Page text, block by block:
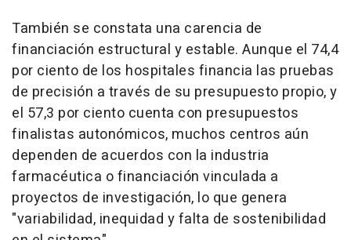
También se constata una carencia de
financiación estructural y estable. Aunque el 74,4
por ciento de los hospitales financia las pruebas
de precisión a través de su presupuesto propio, y
el 57,3 por ciento cuenta con presupuestos
finalistas autonómicos, muchos centros aún
dependen de acuerdos con la industria
farmacéutica o financiación vinculada a
proyectos de investigación, lo que genera
"variabilidad, inequidad y falta de sostenibilidad